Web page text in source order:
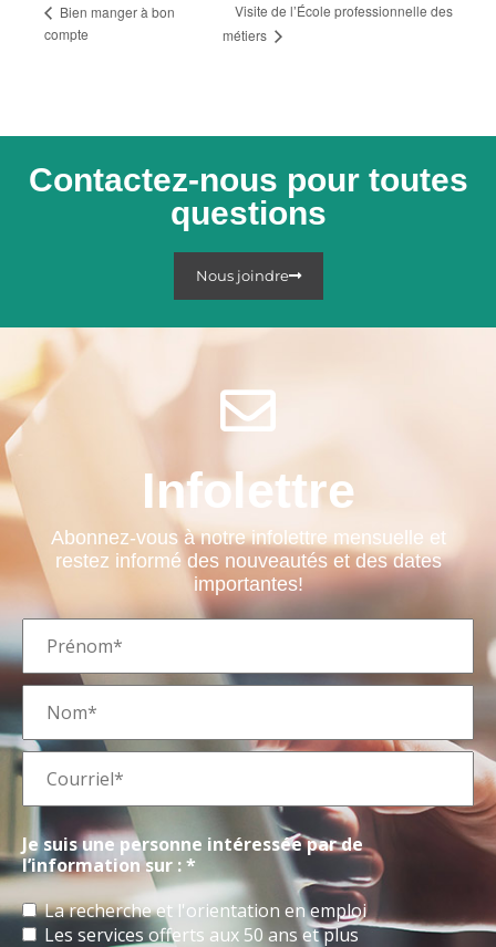
Bien manger à bon
compte
Visite de l’École professionnelle des
métiers
Contactez-nous pour toutes
questions
Nous joindre
Infolettre
Abonnez-vous à notre infolettre mensuelle et
restez informé des nouveautés et des dates
importantes!
Je suis une personne intéressée par de
l’information sur : *
La recherche et l'orientation en emploi
Les services offerts aux 50 ans et plus